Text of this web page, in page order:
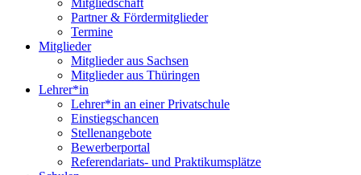
Mitgliedschaft
Partner & Fördermitglieder
Termine
Mitglieder
Mitglieder aus Sachsen
Mitglieder aus Thüringen
Lehrer*in
Lehrer*in an einer Privatschule
Einstiegschancen
Stellenangebote
Bewerberportal
Referendariats- und Praktikumsplätze